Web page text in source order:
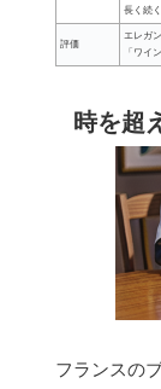
長く続く
評価
エレガ
「ワイ
時を超
フランスの